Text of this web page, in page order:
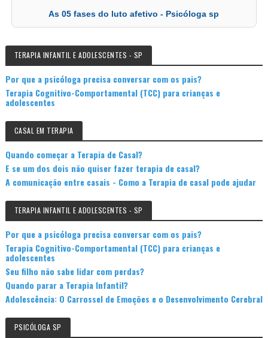
As 05 fases do luto afetivo - Psicóloga sp
TERAPIA INFANTIL E ADOLESCENTES - SP
Por que a psicóloga precisa conversar com os pais?
Terapia Cognitivo-Comportamental (TCC) para crianças e
adolescentes
CASAL EM TERAPIA
Quando começar a Terapia de Casal?
E se um dos dois não quiser fazer terapia de casal?
A comunicação entre casais - Como a Terapia de casal pode ajudar
TERAPIA INFANTIL E ADOLESCENTES - SP
Por que a psicóloga precisa conversar com os pais?
Terapia Cognitivo-Comportamental (TCC) para crianças e
adolescentes
Seu filho não sabe lidar com perdas?
Quando parar a Terapia Infantil?
Adolescência: O Carrossel de Emoções e o Desenvolvimento Cerebral
PSICÓLOGA SP